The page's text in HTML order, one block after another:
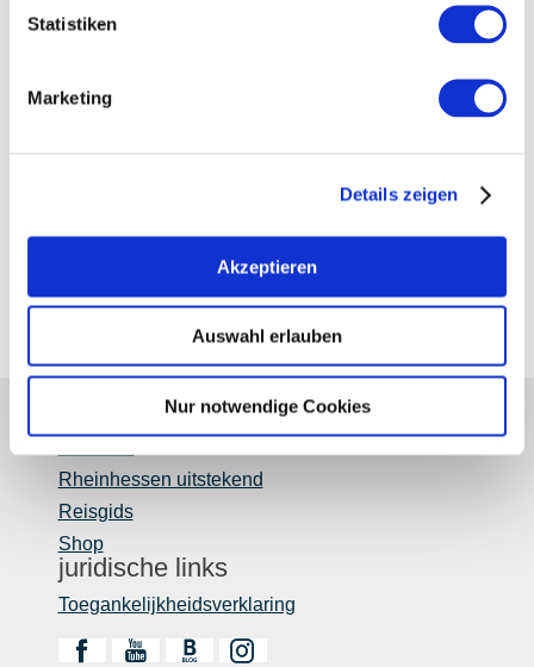
Statistiken
Marketing
Details zeigen
Akzeptieren
Auswahl erlauben
Nur notwendige Cookies
Rheinhessen uitstekend
Reisgids
Shop
juridische links
Toegankelijkheidsverklaring